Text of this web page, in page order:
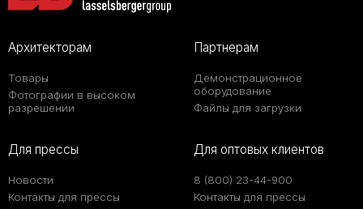
Архитекторам
Товары
Фотографии в высоком
разрешении
Партнерам
Демонстрационное
оборудование
Файлы для загрузки
Для прессы
Новости
Контакты для прессы
Для оптовых клиентов
8 (800) 23-44-900
Контакты для прессы